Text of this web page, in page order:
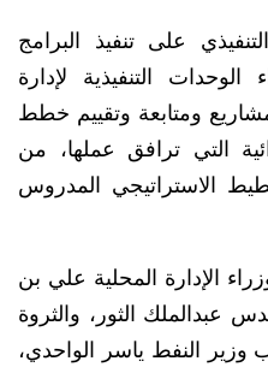
على تنفيذ البرامج
الوحدات التنفيذية لإدارة
ومتابعة وتقييم خطط
التي ترافق عملها، من
الاستراتيجي المدروس
الإدارة المحلية علي بن
عبدالملك الثور، والثروة
وزير النفط ياسر الواحدي،